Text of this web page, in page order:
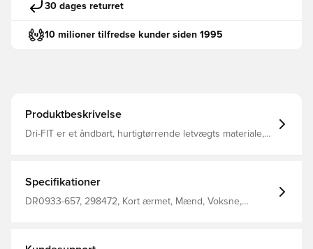
30 dages returret
10 milioner tilfredse kunder siden 1995
Produktbeskrivelse
Dri-FIT er et åndbart, hurtigtørrende letvægts materiale,
Specifikationer
DR0933-657, 298472, Kort ærmet, Mænd, Voksne,